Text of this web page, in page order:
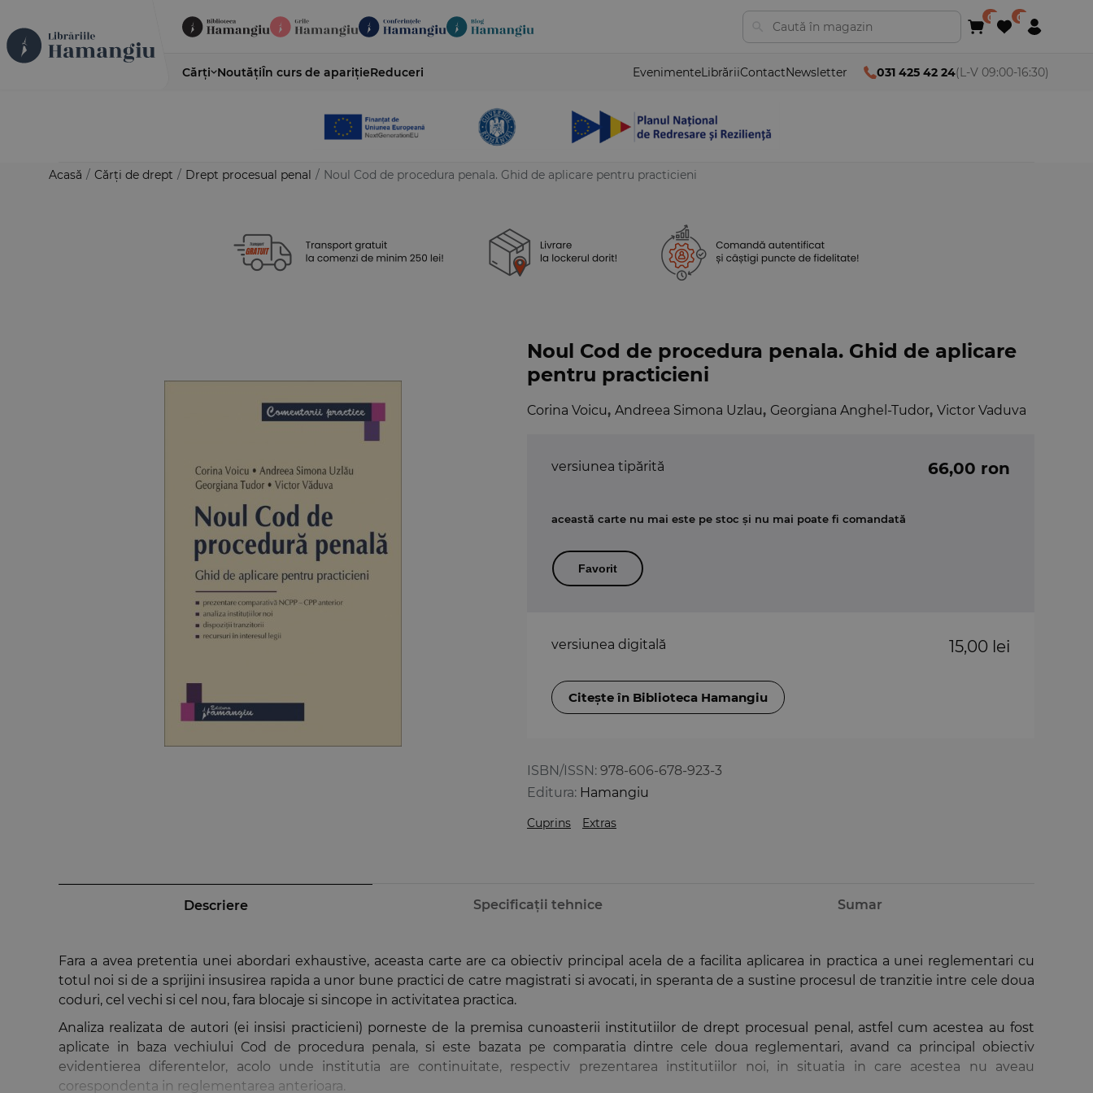
Cărți NoutățiÎn curs de aparițieReduceri EvenimenteLibrăriiContactNewsletter 031 425 42 24(L-V 09:00-16:30)
Acasă / Cărți de drept / Drept procesual penal / Noul Cod de procedura penala. Ghid de aplicare pentru practicieni
Noul Cod de procedura penala. Ghid de aplicare
pentru practicieni
Corina Voicu, Andreea Simona Uzlau, Georgiana Anghel-Tudor, Victor Vaduva
ISBN/ISSN: 978-606-678-923-3
Editura: Hamangiu
Cuprins Extras
versiunea tipărită 66,00 ron
această carte nu mai este pe stoc și nu mai poate fi comandată
Favorit
versiunea digitală 15,00 lei
Citește în Biblioteca Hamangiu
Descriere Specificații tehnice Sumar
Fara a avea pretentia unei abordari exhaustive, aceasta carte are ca obiectiv principal acela de a facilita aplicarea in practica a unei reglementari cu
totul noi si de a sprijini insusirea rapida a unor bune practici de catre magistrati si avocati, in speranta de a sustine procesul de tranzitie intre cele doua
coduri, cel vechi si cel nou, fara blocaje si sincope in activitatea practica.
Analiza realizata de autori (ei insisi practicieni) porneste de la premisa cunoasterii institutiilor de drept procesual penal, astfel cum acestea au fost
aplicate in baza vechiului Cod de procedura penala, si este bazata pe comparatia dintre cele doua reglementari, avand ca principal obiectiv
evidentierea diferentelor, acolo unde institutia are continuitate, respectiv prezentarea institutiilor noi, in situatia in care acestea nu aveau
corespondenta in reglementarea anterioara.